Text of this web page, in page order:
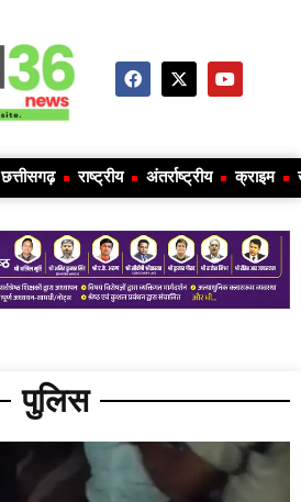
छत्तीसगढ़ राष्ट्रीय अंतर्राष्ट्रीय क्राइम
पुलिस